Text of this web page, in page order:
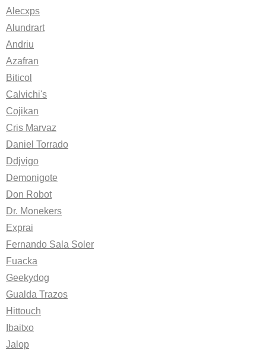
Alecxps
Alundrart
Andriu
Azafran
Biticol
Calvichi's
Cojikan
Cris Marvaz
Daniel Torrado
Ddjvigo
Demonigote
Don Robot
Dr. Monekers
Exprai
Fernando Sala Soler
Fuacka
Geekydog
Gualda Trazos
Hittouch
Ibaitxo
Jalop